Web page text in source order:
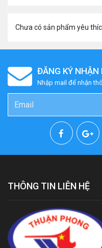
Chưa có sản phẩm yêu
ĐĂNG KÝ NHẬN
Nhập mail để nhận
THÔNG TIN LIÊN HỆ